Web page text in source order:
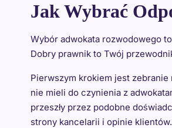
Jak Wybrać
Wybór adwokata rozwodowego
Dobry prawnik to Twój
Pierwszym krokiem jest
nie mieli do czynienia z
przeszły przez podobne
strony kancelarii i opinie klientów.